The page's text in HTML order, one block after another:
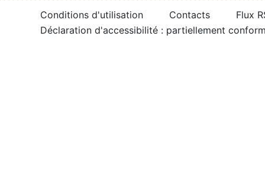
Conditions d'utilisation Contacts
Flux
Déclaration d'accessibilité : partiellement